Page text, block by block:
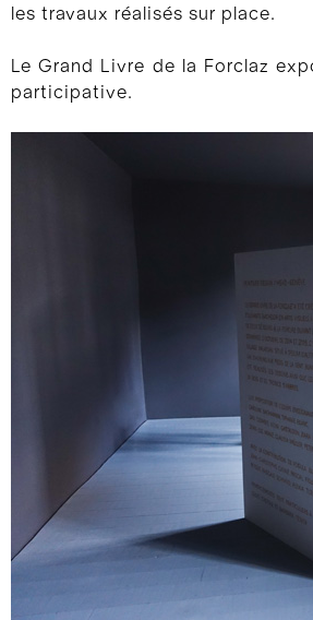
les travaux réalisés sur place.
Le Grand Livre de la Forclaz
participative.